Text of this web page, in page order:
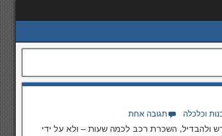
וכלכלה תגובה אחת
ולהבדיל, השכרת רכב לכמה שעות – ולא על ידי